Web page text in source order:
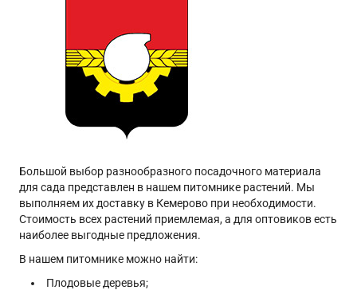
Большой выбор разнообразного посадочного материала
для сада представлен в нашем питомнике растений. Мы
выполняем их доставку в Кемерово при необходимости.
Стоимость всех растений приемлемая, а для оптовиков есть
наиболее выгодные предложения.
В нашем питомнике можно найти:
Плодовые деревья;